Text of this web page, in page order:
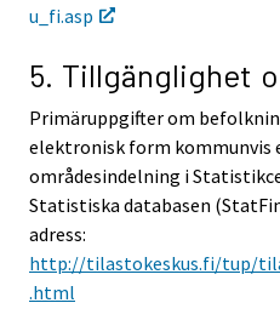
u_fi.asp
5. Tillgänglighet
Primäruppgifter om
elektronisk form kommunvis
områdesindelning i
Statistiska databasen
adress:
http://tilastokeskus.fi/tup/
.html